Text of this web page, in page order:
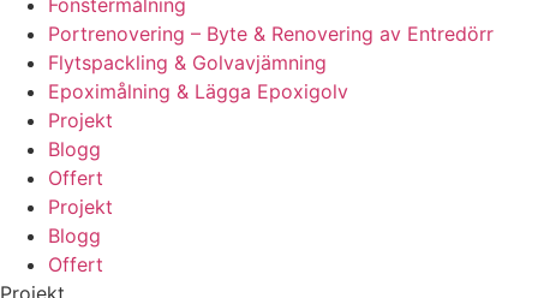
Fönstermålning
Portrenovering – Byte & Renovering av Entredörr
Flytspackling & Golvavjämning
Epoximålning & Lägga Epoxigolv
Projekt
Blogg
Offert
Projekt
Blogg
Offert